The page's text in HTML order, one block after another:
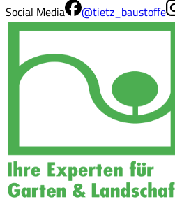
Social Media
@tietz_baustoffe